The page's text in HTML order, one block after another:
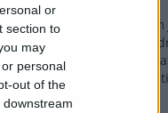
or
section to
may
personal
out of the
del